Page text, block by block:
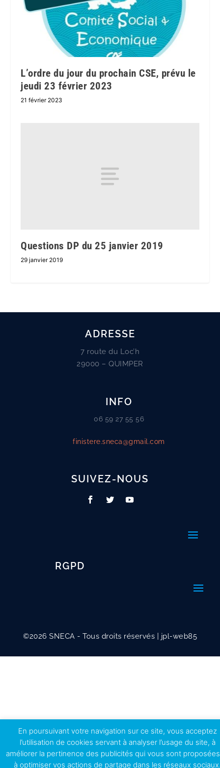
L’ordre du jour du prochain CSE, prévu le
jeudi 23 février 2023
21 février 2023
Questions DP du 25 janvier 2019
29 janvier 2019
ADRESSE
7 route du Loc’h
29000 – QUIMPER
INFO
06 59 27 55 56
finistere.sneca@gmail.com
SUIVEZ-NOUS
RGPD
©2026 SNECA - Tous droits réservés | jpl-web85
En poursuivant votre navigation sur ce site, vous acceptez
l’utilisation de cookies servant à analyser l’usage du site, à
améliorer la pertinence des publicités qui vous sont
à optimiser vos actions de partage dans les réseaux